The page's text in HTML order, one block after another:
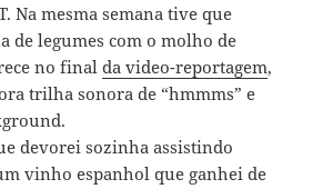
Na mesma semana tive que
de legumes com o molho de
no finalda video-reportagem,
trilha sonora de “hmmms” e
devorei sozinha assistindo
vinho espanhol que ganhei de